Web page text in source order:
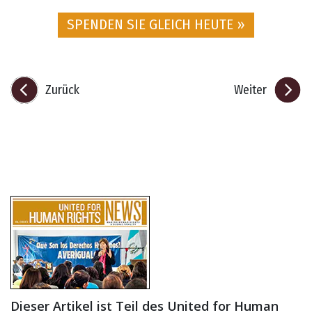
SPENDEN SIE GLEICH HEUTE »
Zurück Weiter
Dieser Artikel ist Teil des United for Human